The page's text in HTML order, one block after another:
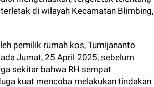
di wilayah Kecamatan Blimbing,
pemilik rumah kos, Tumijananto
Jumat, 25 April 2025, sebelum
sekitar bahwa RH sempat
kuat mencoba melakukan tindakan